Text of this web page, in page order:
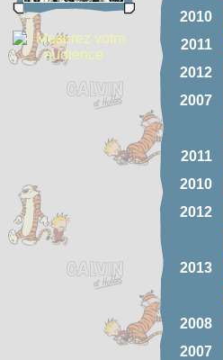
2010
2011
2012
2007
2011
2010
2012
2013
2008
2007